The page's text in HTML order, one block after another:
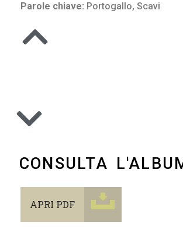
Parole chiave: Portogallo, Scavi
CONSULTA
APRI PDF